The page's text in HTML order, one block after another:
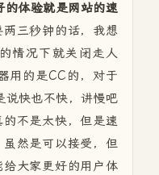
的体验就是网站的速
三秒钟的话，我想
情况下就关闭走人
用的是CC的，对于
说快也不快，讲慢吧
不是太快，但是速
然是可以接受，但
大家更好的用户体